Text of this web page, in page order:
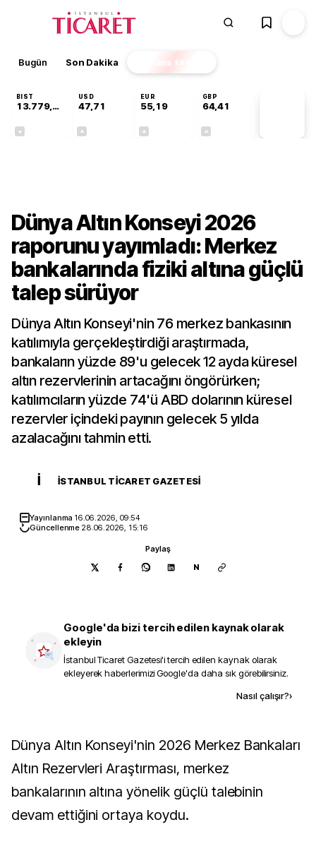
Bugün Son Dakika Finans EKSTRA
BIST
13.779,39
USD
47,71
EUR
55,19
GBP
64,41
Dünya Altın Konseyi 2026
raporunu yayımladı: Merkez
bankalarında fiziki altına güçlü
talep sürüyor
Dünya Altın Konseyi'nin 76 merkez bankasının
katılımıyla gerçekleştirdiği araştırmada,
bankaların yüzde 89'u gelecek 12 ayda küresel
altın rezervlerinin artacağını öngörürken;
katılımcıların yüzde 74'ü ABD dolarının küresel
rezervler içindeki payının gelecek 5 yılda
azalacağını tahmin etti.
İ İSTANBUL TICARET GAZETESI
Yayınlanma 16.06.2026, 09:54
Güncellenme 28.06.2026, 15:16
Paylaş
N
Google'da bizi tercih edilen kaynak olarak
ekleyin
İstanbul Ticaret Gazetesi'i tercih edilen kaynak olarak
ekleyerek haberlerimizi Google'da daha sık görebilirsiniz.
Nasıl çalışır?›
Dünya Altın Konseyi'nin 2026 Merkez Bankaları
Altın Rezervleri Araştırması, merkez
bankalarının altına yönelik güçlü talebinin
devam ettiğini ortaya koydu.